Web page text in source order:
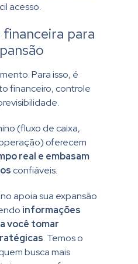
acesso.
para
Para isso, é
financeiro, controle
(fluxo de caixa,
oferecem
real e embasam
confiáveis.
apoia sua expansão
informações
você tomar
. Temos o
busca mais